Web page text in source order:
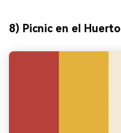
8) Picnic en el Huerto